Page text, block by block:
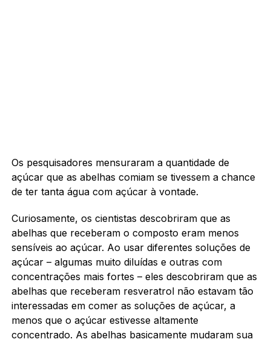
Os pesquisadores mensuraram a quantidade de
açúcar que as abelhas comiam se tivessem a chance
de ter tanta água com açúcar à vontade.
Curiosamente, os cientistas descobriram que as
abelhas que receberam o composto eram menos
sensíveis ao açúcar. Ao usar diferentes soluções de
açúcar – algumas muito diluídas e outras com
concentrações mais fortes – eles descobriram que as
abelhas que receberam resveratrol não estavam tão
interessadas em comer as soluções de açúcar, a
menos que o açúcar estivesse altamente
concentrado. As abelhas basicamente mudaram sua